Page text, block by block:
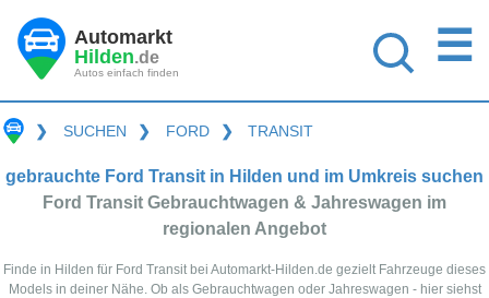
Automarkt
Hilden.de
Autos einfach finden
☰
❯ SUCHEN ❯ FORD ❯ TRANSIT
gebrauchte Ford Transit in Hilden und im Umkreis suchen
Ford Transit Gebrauchtwagen & Jahreswagen im
regionalen Angebot
Finde in Hilden für Ford Transit bei Automarkt-Hilden.de gezielt Fahrzeuge dieses
Models in deiner Nähe. Ob als Gebrauchtwagen oder Jahreswagen - hier siehst